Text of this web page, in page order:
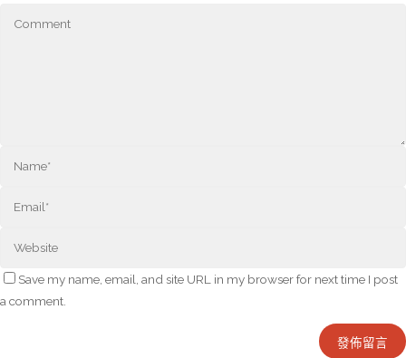
Save my name, email, and site URL in my browser for next time I post
a comment.